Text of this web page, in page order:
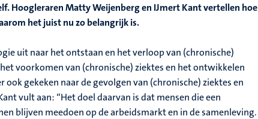
Hoogleraren Matty Weijenberg en IJmert Kant vertellen hoe
het juist nu zo belangrijk is.
uit naar het ontstaan en het verloop van (chronische)
voorkomen van (chronische) ziektes en het ontwikkelen
gekeken naar de gevolgen van (chronische) ziektes en
vult aan: “Het doel daarvan is dat mensen die een
blijven meedoen op de arbeidsmarkt en in de samenleving.